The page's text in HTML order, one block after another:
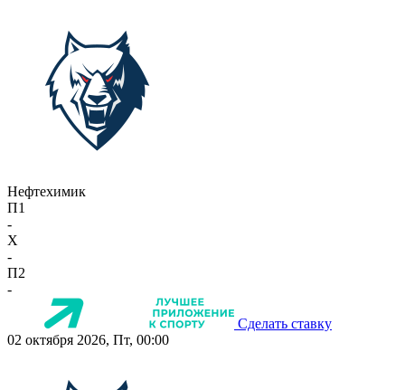
Нефтехимик
П1
-
X
-
П2
-
Сделать ставку
02 октября 2026, Пт, 00:00